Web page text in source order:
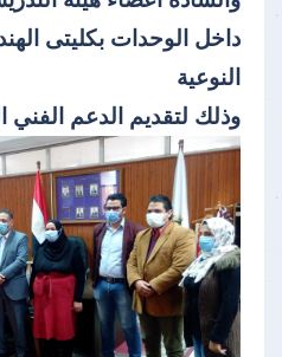
داخل الوحدات بكليتى
النوعية
وذلك لتقديم الدعم